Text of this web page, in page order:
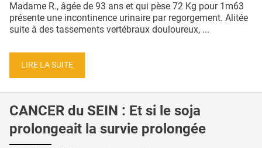
Madame R., âgée de 93 ans et qui pèse 72 Kg pour 1m63
présente une incontinence urinaire par regorgement. Alitée
suite à des tassements vertébraux douloureux, ...
LIRE LA SUITE
CANCER du SEIN : Et si le soja
prolongeait la survie prolongée